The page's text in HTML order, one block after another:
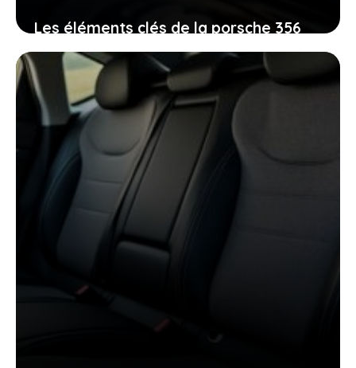
Les éléments clés de la porsche 356
qui justifient son prix et ses
performances exceptionnelles
24 novembre 2025